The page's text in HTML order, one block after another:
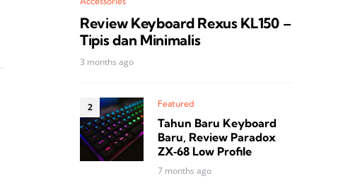
Review Keyboard Rexus KL150 –
Tipis dan Minimalis
3 months ago
Featured
Tahun Baru Keyboard
Baru, Review Paradox
ZX‑68 Low Profile
7 months ago